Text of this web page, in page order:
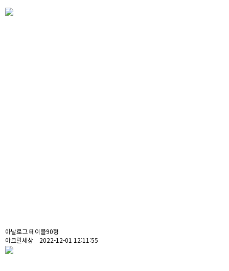
아날로그 테이블90형
아크릴세상 2022-12-01 12:11:55